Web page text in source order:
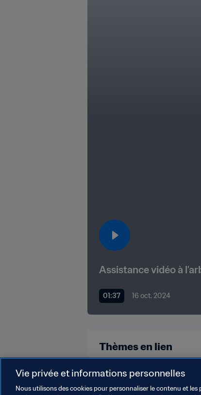
Assistance vidéo à
01:37 16 oct. 2024
Thèmes en lien
Arbitrage
Vie privée et informations personnelles
Nous utilisons des cookies pour personnaliser le contenu et